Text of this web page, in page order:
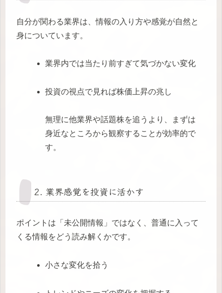
自分が関わる業界は、情報の入り方や感覚が自然と
身についています。
業界内では当たり前すぎて気づかない変化
投資の視点で見れば株価上昇の兆し
無理に他業界や話題株を追うより、まずは
身近なところから観察することが効率的で
す。
2. 業界感覚を投資に活かす
ポイントは「未公開情報」ではなく、普通に入って
くる情報をどう読み解くかです。
小さな変化を拾う